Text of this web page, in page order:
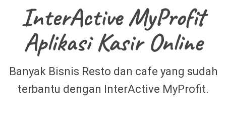
InterActive MyProfit
Aplikasi Kasir Online
Banyak Bisnis Resto dan cafe yang sudah
terbantu dengan InterActive MyProfit.